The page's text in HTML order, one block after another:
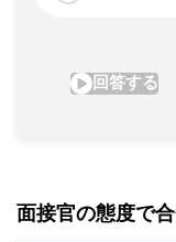
面接官の態度で